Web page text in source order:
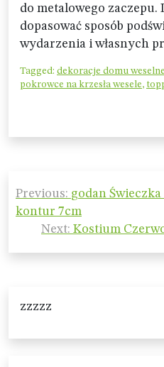
do metalowego zaczepu.
dopasować sposób
wydarzenia i własnych
Tagged: dekoracje domu
pokrowce na krzesła wesele,
Nawigacja
wpisu
Previous: godan
kontur 7cm
Next: Kostium
zzzzz